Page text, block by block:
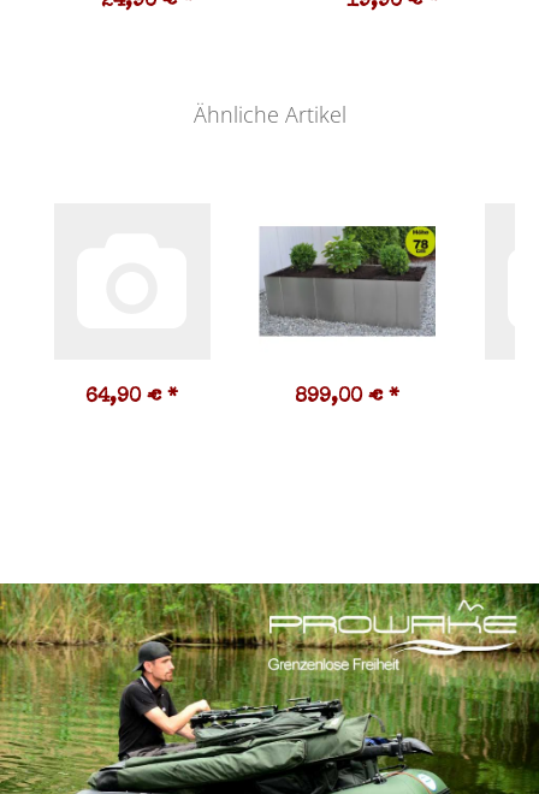
Ähnliche Artikel
64,90 € * 899,00 € *